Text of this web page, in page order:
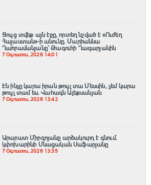
Ցույց տվեք այն էջը, որտեղ նշված է «Ուժեղ
Հայաստան»-ի անունը. Մարիաննա
Ղահրամանյանը՝ Թագուհի Ղազարյանին
7 Օգոստոս, 2026 14:01
Էն ինչը կարա իրան թույլ տա Մեսսին, չեմ կարա
թույլ տամ ես. Վահագն Ալեքսանյան
7 Օգոստոս, 2026 13:42
Արարատ Միրզոյանը արձակուրդ է գնում.
կփոխարինի Մնացական Սաֆարյանը
7 Օգոստոս, 2026 13:35